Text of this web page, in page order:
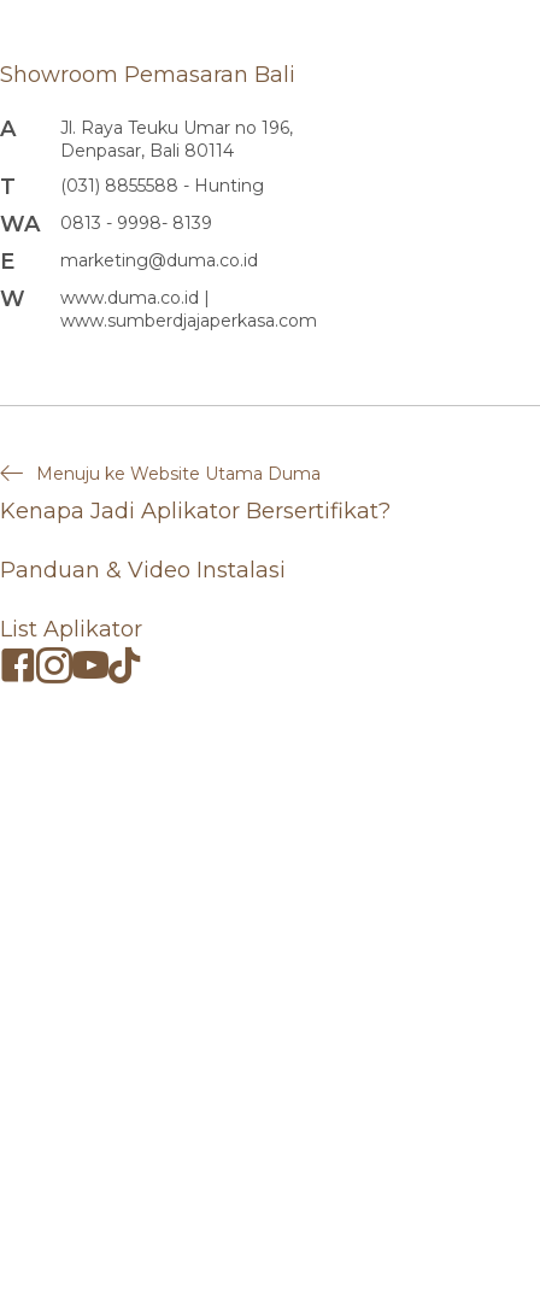
Showroom Pemasaran Bali
A
Jl. Raya Teuku Umar no 196,
Denpasar, Bali 80114
T (031) 8855588 - Hunting
WA 0813 - 9998- 8139
E marketing@duma.co.id
W
www.duma.co.id |
www.sumberdjajaperkasa.com
Menuju ke Website Utama Duma
Kenapa Jadi Aplikator Bersertifikat?
Panduan & Video Instalasi
List Aplikator